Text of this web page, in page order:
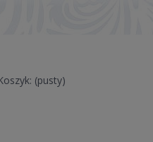
(pusty)